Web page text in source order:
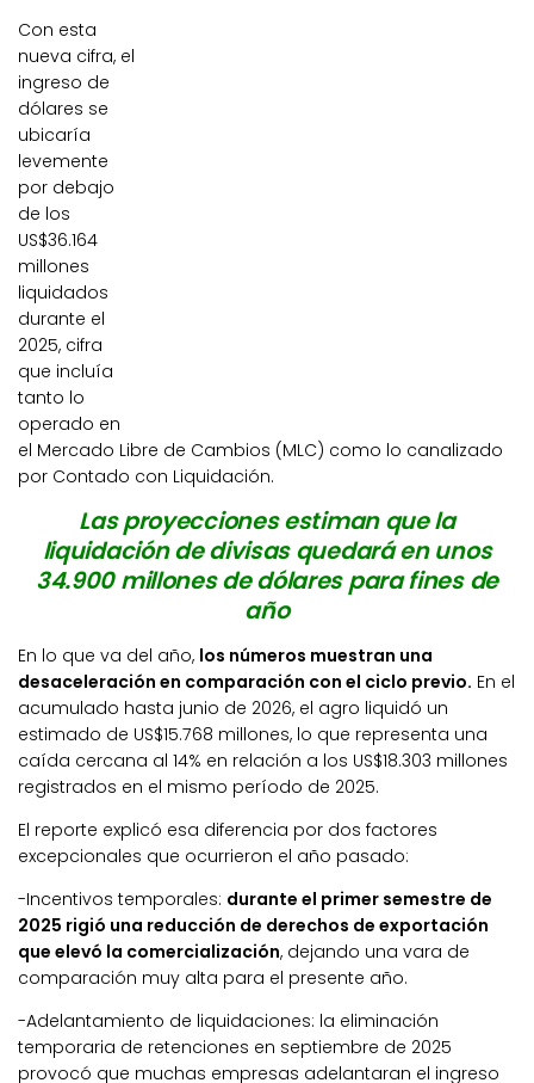
Con esta
nueva cifra, el
ingreso de
dólares se
ubicaría
levemente
por debajo
de los
US$36.164
millones
liquidados
durante el
2025, cifra
que incluía
tanto lo
operado en
el Mercado Libre de Cambios (MLC) como lo canalizado
por Contado con Liquidación.
Las proyecciones estiman que la
liquidación de divisas quedará en unos
34.900 millones de dólares para fines de
año
En lo que va del año, los números muestran una
desaceleración en comparación con el ciclo previo. En el
acumulado hasta junio de 2026, el agro liquidó un
estimado de US$15.768 millones, lo que representa una
caída cercana al 14% en relación a los US$18.303 millones
registrados en el mismo período de 2025.
El reporte explicó esa diferencia por dos factores
excepcionales que ocurrieron el año pasado:
-Incentivos temporales: durante el primer semestre de
2025 rigió una reducción de derechos de exportación
que elevó la comercialización, dejando una vara de
comparación muy alta para el presente año.
-Adelantamiento de liquidaciones: la eliminación
temporaria de retenciones en septiembre de 2025
provocó que muchas empresas adelantaran el ingreso